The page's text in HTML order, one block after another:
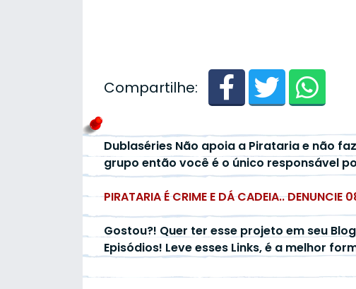
Compartilhe:
Dublaséries Não apoia a Pirataria e não
grupo então você é o único responsável
PIRATARIA É CRIME E DÁ CADEIA.. DENUNCIE
Gostou?! Quer ter esse projeto em seu
Episódios! Leve esses Links, é a melhor